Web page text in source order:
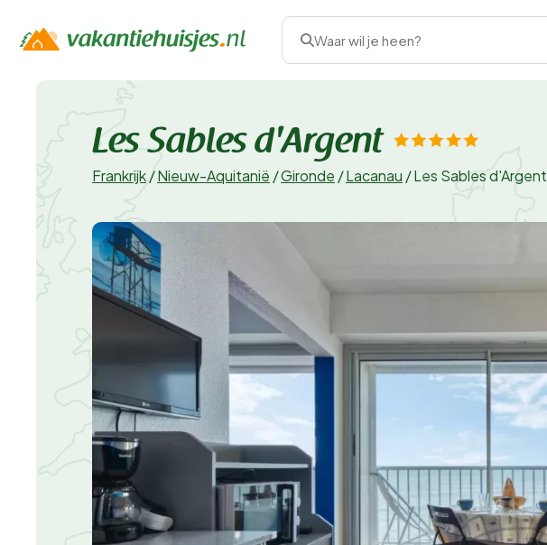
Waar wil je heen?
Les Sables d'Argent
Frankrijk/Nieuw-Aquitanië /Gironde /Lacanau /Les Sables d'Argent